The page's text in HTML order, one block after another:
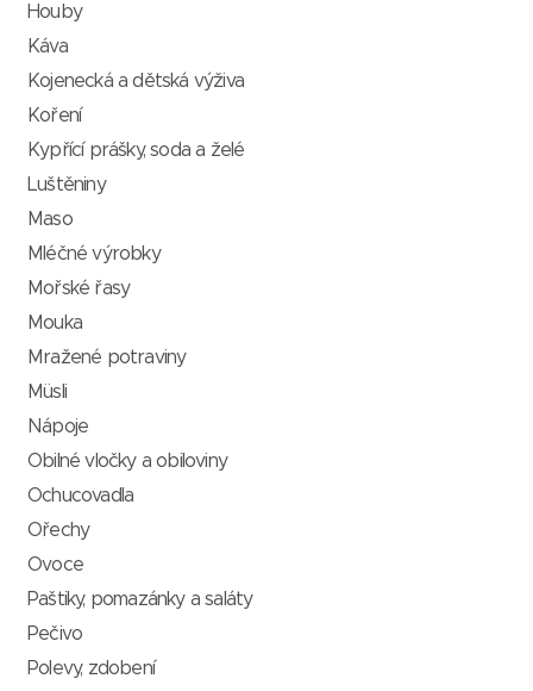
Houby
Káva
Kojenecká a dětská výživa
Koření
Kypřící prášky, soda a želé
Luštěniny
Maso
Mléčné výrobky
Mořské řasy
Mouka
Mražené potraviny
Müsli
Nápoje
Obilné vločky a obiloviny
Ochucovadla
Ořechy
Ovoce
Paštiky, pomazánky a saláty
Pečivo
Polevy, zdobení